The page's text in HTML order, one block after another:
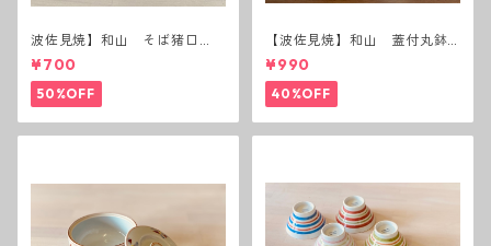
波佐見焼】和山 そば猪口
（十草）
¥700
50%OFF
【波佐見焼】和山 蓋付丸鉢
(唐辛子)
¥990
40%OFF